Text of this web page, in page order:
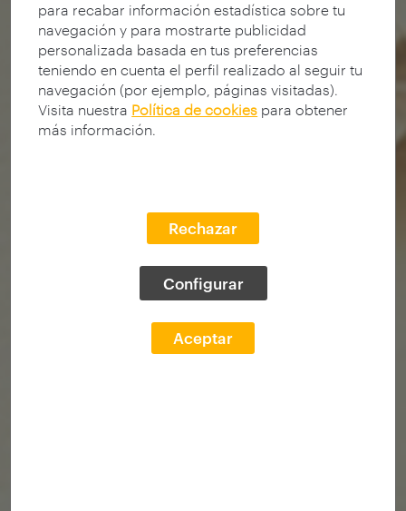
para recabar información estadística sobre tu
navegación y para mostrarte publicidad
personalizada basada en tus preferencias
teniendo en cuenta el perfil realizado al seguir tu
navegación (por ejemplo, páginas visitadas).
Visita nuestra Política de cookies para obtener
más información.
Rechazar
Configurar
Aceptar